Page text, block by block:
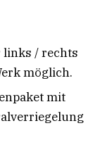
links / rechts
möglich.
mit